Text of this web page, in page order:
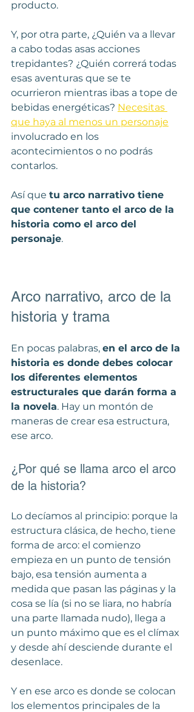
producto.
Y, por otra parte, ¿Quién va a llevar
a cabo todas asas acciones
trepidantes? ¿Quién correrá todas
esas aventuras que se te
ocurrieron mientras ibas a tope de
bebidas energéticas? Necesitas
que haya al menos un personaje
involucrado en los
acontecimientos o no podrás
contarlos.
Así que tu arco narrativo tiene
que contener tanto el arco de la
historia como el arco del
personaje.
Arco narrativo, arco de la
historia y trama
En pocas palabras, en el arco de la
historia es donde debes colocar
los diferentes elementos
estructurales que darán forma a
la novela. Hay un montón de
maneras de crear esa estructura,
ese arco.
¿Por qué se llama arco el arco
de la historia?
Lo decíamos al principio: porque la
estructura clásica, de hecho, tiene
forma de arco: el comienzo
empieza en un punto de tensión
bajo, esa tensión aumenta a
medida que pasan las páginas y la
cosa se lía (si no se liara, no habría
una parte llamada nudo), llega a
un punto máximo que es el clímax
y desde ahí desciende durante el
desenlace.
Y en ese arco es donde se colocan
los elementos principales de la